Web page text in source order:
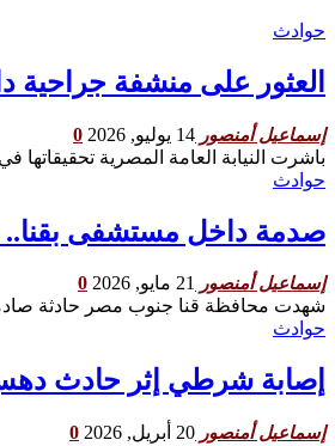
حوادث
العثور على منشفة
إسماعيل أمنصور 14 يوليو, 2026
0
باشرت النيابة العامة المصرية
حوادث
صدمة داخل مستشفى بقنا..
إسماعيل أمنصور 21 مايو, 2026
0
شهدت محافظة قنا جنوب مصر حادثة
حوادث
إصابة شرطي إثر حادث
إسماعيل أمنصور 20 أبريل, 2026
0